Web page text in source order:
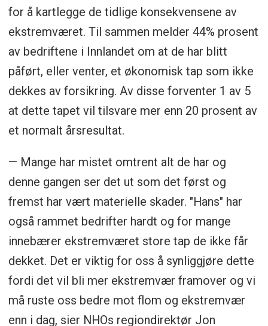
for å kartlegge de tidlige konsekvensene av
ekstremværet. Til sammen melder 44% prosent
av bedriftene i Innlandet om at de har blitt
påført, eller venter, et økonomisk tap som ikke
dekkes av forsikring. Av disse forventer 1 av 5
at dette tapet vil tilsvare mer enn 20 prosent av
et normalt årsresultat.
— Mange har mistet omtrent alt de har og
denne gangen ser det ut som det først og
fremst har vært materielle skader. "Hans" har
også rammet bedrifter hardt og for mange
innebærer ekstremværet store tap de ikke får
dekket. Det er viktig for oss å synliggjøre dette
fordi det vil bli mer ekstremvær framover og vi
må ruste oss bedre mot flom og ekstremvær
enn i dag, sier NHOs regiondirektør Jon